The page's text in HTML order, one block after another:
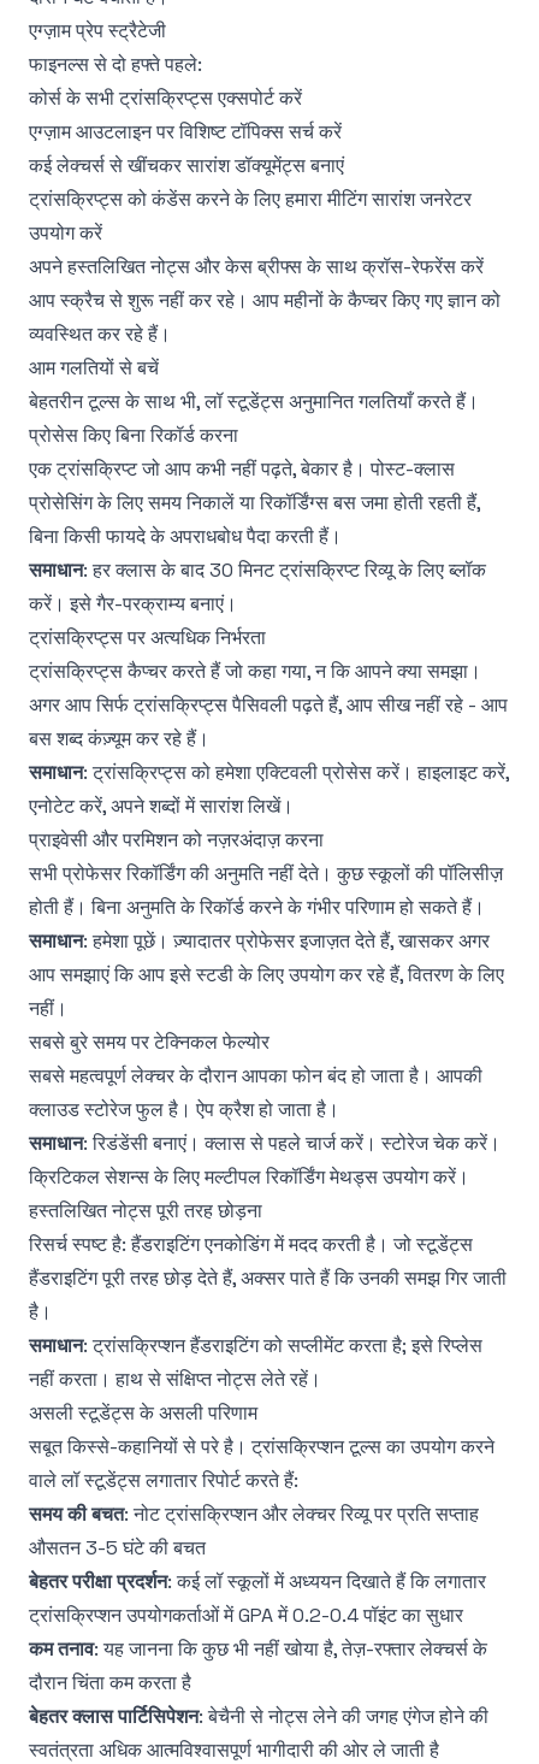
एग्ज़ाम प्रेप स्ट्रैटेजी
फाइनल्स से दो हफ्ते पहले:
कोर्स के सभी ट्रांसक्रिप्ट्स एक्सपोर्ट करें
एग्ज़ाम आउटलाइन पर विशिष्ट टॉपिक्स सर्च करें
कई लेक्चर्स से खींचकर सारांश डॉक्यूमेंट्स बनाएं
ट्रांसक्रिप्ट्स को कंडेंस करने के लिए हमारामीटिंग सारांश जनरेटर
उपयोग करें
अपने हस्तलिखित नोट्स और केस ब्रीफ्स के साथ क्रॉस-रेफरेंस करें
आप स्क्रैच से शुरू नहीं कर रहे। आप महीनों के कैप्चर किए गए ज्ञान को
व्यवस्थित कर रहे हैं।
आम गलतियों से बचें
बेहतरीन टूल्स के साथ भी, लॉ स्टूडेंट्स अनुमानित गलतियाँ करते हैं।
प्रोसेस किए बिना रिकॉर्ड करना
एक ट्रांसक्रिप्ट जो आप कभी नहीं पढ़ते, बेकार है। पोस्ट-क्लास
प्रोसेसिंग के लिए समय निकालें या रिकॉर्डिंग्स बस जमा होती रहती हैं,
बिना किसी फायदे के अपराधबोध पैदा करती हैं।
समाधान: हर क्लास के बाद 30 मिनट ट्रांसक्रिप्ट रिव्यू के लिए ब्लॉक
करें। इसे गैर-परक्राम्य बनाएं।
ट्रांसक्रिप्ट्स पर अत्यधिक निर्भरता
ट्रांसक्रिप्ट्स कैप्चर करते हैं जो कहा गया, न कि आपने क्या समझा।
अगर आप सिर्फ ट्रांसक्रिप्ट्स पैसिवली पढ़ते हैं, आप सीख नहीं रहे - आप
बस शब्द कंज़्यूम कर रहे हैं।
समाधान: ट्रांसक्रिप्ट्स को हमेशा एक्टिवली प्रोसेस करें। हाइलाइट करें,
एनोटेट करें, अपने शब्दों में सारांश लिखें।
प्राइवेसी और परमिशन को नज़रअंदाज़ करना
सभी प्रोफेसर रिकॉर्डिंग की अनुमति नहीं देते। कुछ स्कूलों की पॉलिसीज़
होती हैं। बिना अनुमति के रिकॉर्ड करने के गंभीर परिणाम हो सकते हैं।
समाधान: हमेशा पूछें। ज़्यादातर प्रोफेसर इजाज़त देते हैं, खासकर अगर
आप समझाएं कि आप इसे स्टडी के लिए उपयोग कर रहे हैं, वितरण के लिए
नहीं।
सबसे बुरे समय पर टेक्निकल फेल्योर
सबसे महत्वपूर्ण लेक्चर के दौरान आपका फोन बंद हो जाता है। आपकी
क्लाउड स्टोरेज फुल है। ऐप क्रैश हो जाता है।
समाधान: रिडंडेंसी बनाएं। क्लास से पहले चार्ज करें। स्टोरेज चेक करें।
क्रिटिकल सेशन्स के लिए मल्टीपल रिकॉर्डिंग मेथड्स उपयोग करें।
हस्तलिखित नोट्स पूरी तरह छोड़ना
रिसर्च स्पष्ट है: हैंडराइटिंग एनकोडिंग में मदद करती है। जो स्टूडेंट्स
हैंडराइटिंग पूरी तरह छोड़ देते हैं, अक्सर पाते हैं कि उनकी समझ गिर जाती
है।
समाधान: ट्रांसक्रिप्शन हैंडराइटिंग को सप्लीमेंट करता है; इसे रिप्लेस
नहीं करता। हाथ से संक्षिप्त नोट्स लेते रहें।
असली स्टूडेंट्स के असली परिणाम
सबूत किस्से-कहानियों से परे है। ट्रांसक्रिप्शन टूल्स का उपयोग करने
वाले लॉ स्टूडेंट्स लगातार रिपोर्ट करते हैं:
समय की बचत: नोट ट्रांसक्रिप्शन और लेक्चर रिव्यू पर प्रति सप्ताह
औसतन 3-5 घंटे की बचत
बेहतर परीक्षा प्रदर्शन: कई लॉ स्कूलों में अध्ययन दिखाते हैं कि लगातार
ट्रांसक्रिप्शन उपयोगकर्ताओं में GPA में 0.2-0.4 पॉइंट का सुधार
कम तनाव: यह जानना कि कुछ भी नहीं खोया है, तेज़-रफ्तार लेक्चर्स के
दौरान चिंता कम करता है
बेहतर क्लास पार्टिसिपेशन: बेचैनी से नोट्स लेने की जगह एंगेज होने की
स्वतंत्रता अधिक आत्मविश्वासपूर्ण भागीदारी की ओर ले जाती है